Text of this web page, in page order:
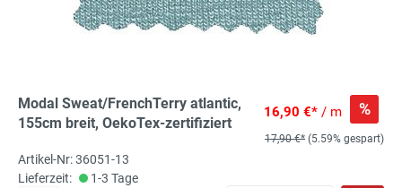
Modal Sweat/FrenchTerry atlantic,
155cm breit, OekoTex-zertifiziert
16,90 €* / m %
17,90 €* (5.59% gespart)
Artikel-Nr: 36051-13
Lieferzeit:
1-3 Tage